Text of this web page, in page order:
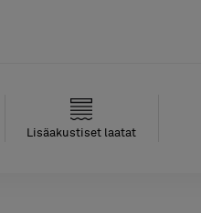
Lisäakustiset laatat